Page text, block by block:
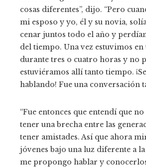
cosas diferentes”, dijo. “Pero
mi esposo y yo, él y su novia,
cenar juntos todo el año y
del tiempo. Una vez estuvimos
durante tres o cuatro horas y no
estuviéramos allí tanto tiempo.
hablando! Fue una conversación
“Fue entonces que entendí que
tener una brecha entre las
tener amistades. Así que ahora
jóvenes bajo una luz diferente a
me propongo hablar y